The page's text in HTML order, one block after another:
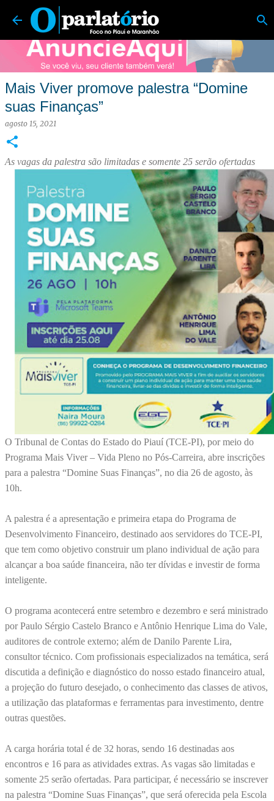
Pular para o conteúdo principal
O Parlatório | Foco no Piauí e Maranhão
Mais Viver promove palestra “Domine
suas Finanças”
agosto 15, 2021
As vagas da palestra são limitadas e somente 25 serão ofertadas
O Tribunal de Contas do Estado do Piauí (TCE-PI), por meio do
Programa Mais Viver – Vida Pleno no Pós-Carreira, abre inscrições
para a palestra “Domine Suas Finanças”, no dia 26 de agosto, às
10h.
A palestra é a apresentação e primeira etapa do Programa de
Desenvolvimento Financeiro, destinado aos servidores do TCE-PI,
que tem como objetivo construir um plano individual de ação para
alcançar a boa saúde financeira, não ter dívidas e investir de forma
inteligente.
O programa acontecerá entre setembro e dezembro e será ministrado
por Paulo Sérgio Castelo Branco e Antônio Henrique Lima do Vale,
auditores de controle externo; além de Danilo Parente Lira,
consultor técnico. Com profissionais especializados na temática, será
discutida a definição e diagnóstico do nosso estado financeiro atual,
a projeção do futuro desejado, o conhecimento das classes de ativos,
a utilização das plataformas e ferramentas para investimento, dentre
outras questões.
A carga horária total é de 32 horas, sendo 16 destinadas aos
encontros e 16 para as atividades extras. As vagas são limitadas e
somente 25 serão ofertadas. Para participar, é necessário se inscrever
na palestra “Domine Suas Finanças”, que será oferecida pela Escola